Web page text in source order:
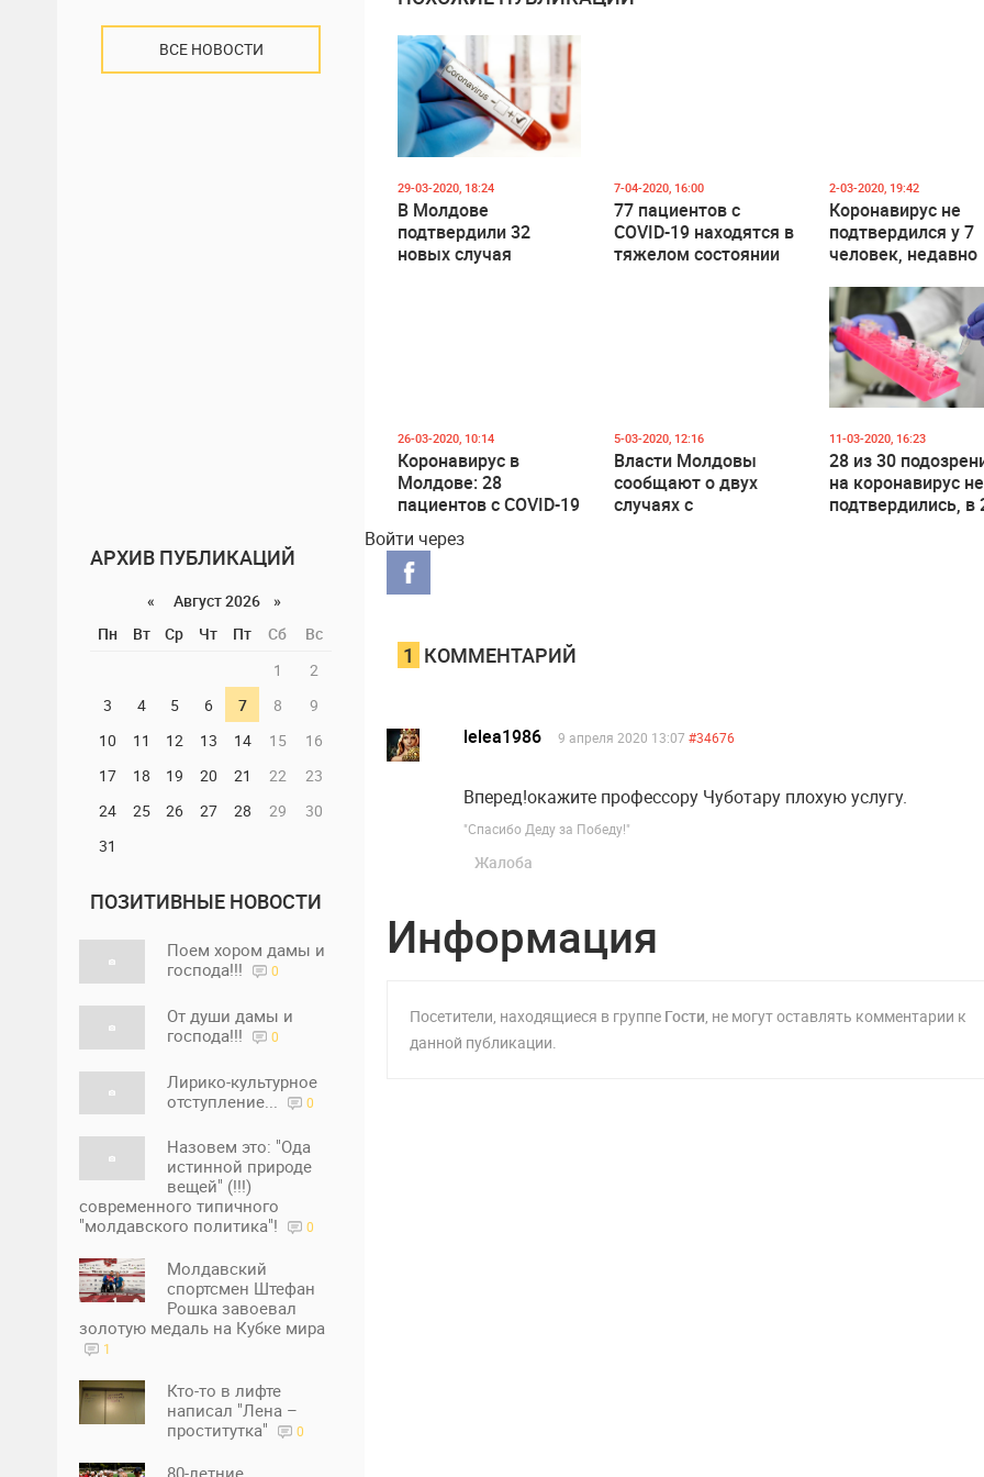
ВСЕ НОВОСТИ
АРХИВ ПУБЛИКАЦИЙ
«
Август 2026 »
Пн
Вт Ср Чт Пт Сб
Вс
1
2
3
4 5 6 7 8
9
10
11 12 13 14 15
16
17
18 19 20 21 22
23
24
25 26 27 28 29
30
31
ПОЗИТИВНЫЕ НОВОСТИ
Поем хором дамы и
господа!!!
0
От души дамы и
господа!!!
0
Лирико-культурное
отступление...
0
Назовем это: "Ода
истинной природе
вещей" (!!!)
современного типичного
"молдавского политика"!
0
Молдавский
спортсмен Штефан
Рошка завоевал
золотую медаль на Кубке мира
1
Кто-то в лифте
написал "Лена –
проститутка"
0
29-03-2020, 18:24
В Молдове
подтвердили 32
новых случая
7-04-2020, 16:00
77 пациентов с
COVID-19 находятся в
тяжелом состоянии
2-03-2020, 19:42
Коронавирус не
подтвердился у 7
человек, недавно
Италии
26-03-2020, 10:14
Коронавирус в
Молдове: 28
пациентов с COVID-19
5-03-2020, 12:16
Власти Молдовы
сообщают о двух
случаях с
11-03-2020, 16:23
28 из 30
на коронавирус не
подтвердились, в
Войти через
1 КОММЕНТАРИЙ
lelea1986 9 апреля 2020 13:07 #34676
Вперед!окажите профессору Чуботару плохую услугу.
"Спасибо Деду за Победу!"
Жалоба
Информация
Посетители, находящиеся в группе Гости, не могут оставлять комментарии к
данной публикации.